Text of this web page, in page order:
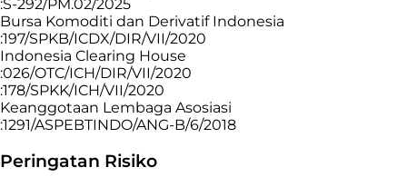
:S-292/PM.02/2025
Bursa Komoditi dan Derivatif Indonesia
:197/SPKB/ICDX/DIR/VII/2020
Indonesia Clearing House
:026/OTC/ICH/DIR/VII/2020
:178/SPKK/ICH/VII/2020
Keanggotaan Lembaga Asosiasi
:1291/ASPEBTINDO/ANG-B/6/2018
Peringatan Risiko